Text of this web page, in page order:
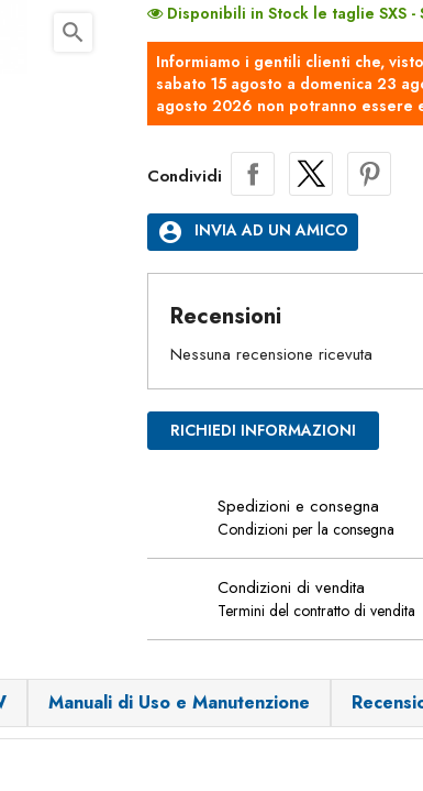
search
Disponibili in Stock le taglie SXS -
Informiamo i gentili clienti che,
sabato 15 agosto a domenica 23
agosto 2026 non potranno essere
Condividi
account_circle INVIA AD UN AMICO
Recensioni
Nessuna recensione ricevuta
RICHIEDI INFORMAZIONI
Spedizioni e consegna
Condizioni per la consegna
Condizioni di vendita
Termini del contratto di vendita
Manuali di Uso e Manutenzione